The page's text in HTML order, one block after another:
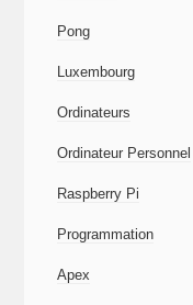
Pong
Luxembourg
Ordinateurs
Ordinateur Personnel
Raspberry Pi
Programmation
Apex